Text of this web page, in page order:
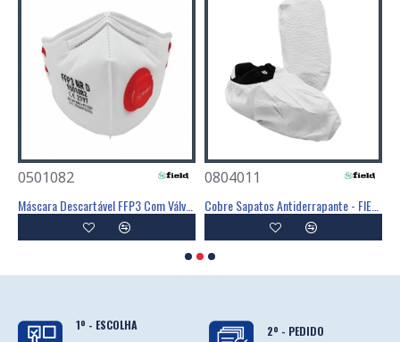
0501082 0804011
1º - ESCOLHA 2º - PEDIDO